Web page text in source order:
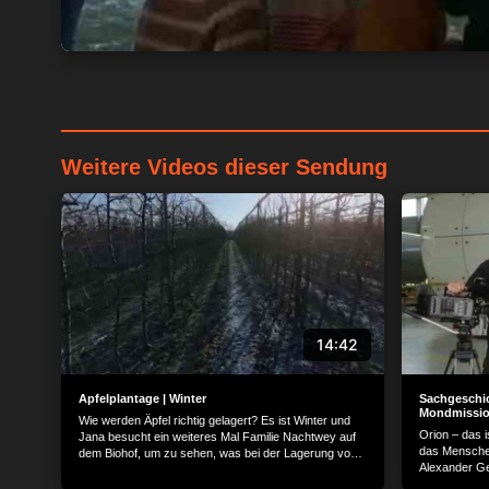
Wir und unsere
verarbeiten
Gerät für
Serviceentwicklung
genaue
o. a.
Informationen
Bitte
stattfinden kann,
gelten lediglich für
widerrufen, indem
Weitere Videos dieser Sendung
14:42
Apfelplantage | Winter
Wie werden Äpfel richtig gelagert? Es ist Winter und
Jana besucht ein weiteres Mal Familie Nachtwey auf
dem Biohof, um zu sehen, was bei der Lagerung von
Orion – das
das
Alexander